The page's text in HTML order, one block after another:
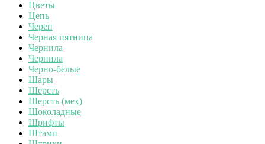
Цветы
Цепь
Череп
Черная пятница
Чернила
Чернила
Черно-белые
Шары
Шерсть
Шерсть (мех)
Шоколадные
Шрифты
Штамп